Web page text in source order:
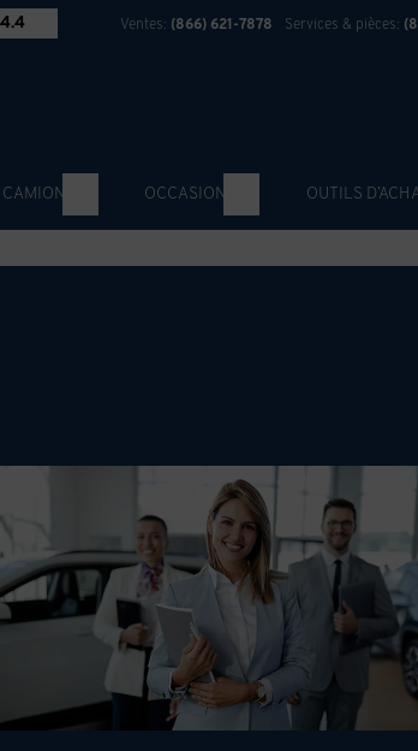
4.4 Ventes: (866) 621-7878 Services & pièces:
OCCASION OUTILS